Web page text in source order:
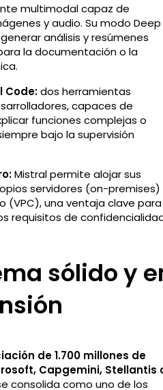
multimodal capaz de
y audio. Su modo Deep
análisis y resúmenes
la documentación o la
Code:dos herramientas
capaces de
funciones complejas o
bajo la supervisión
Mistral permite alojar sus
servidores (on-premises)
(VPC), una ventaja clave para
requisitos de
sólido y
de 1.700 millones de
Capgemini, Stellantis
consolida como uno de los